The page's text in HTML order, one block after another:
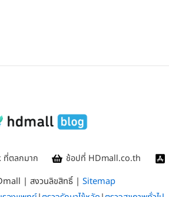
ที่ตลกมาก ช้อปที่ HDmall.co.th
| สงวนลิขสิทธิ์ | Sitemap